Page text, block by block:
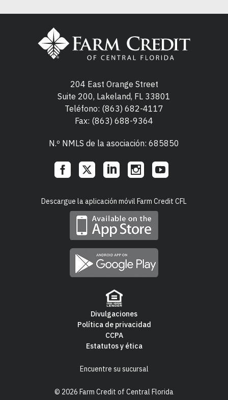
204 East Orange Street
Suite 200, Lakeland, FL 33801
Teléfono: (863) 682-4117
Fax: (863) 688-9364
N.º NMLS de la asociación: 685850
LinksDescargue la aplicación móvil Farm Credit CFL
© 2026 Farm Credit of Central Florida
Encuentre su sucursal
Navigation
Divulgaciones
Política de privacidad
CCPA
Estatutos y ética